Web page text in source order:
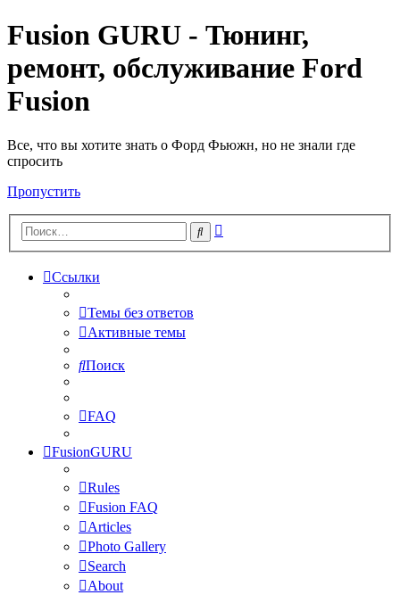
Fusion GURU - Тюнинг,
ремонт, обслуживание Ford
Fusion
Все, что вы хотите знать о Форд Фьюжн, но не знали где
спросить
Пропустить
Поиск
Ссылки
Темы без ответов
Активные темы
Поиск
FAQ
FusionGURU
Rules
Fusion FAQ
Articles
Photo Gallery
Search
About